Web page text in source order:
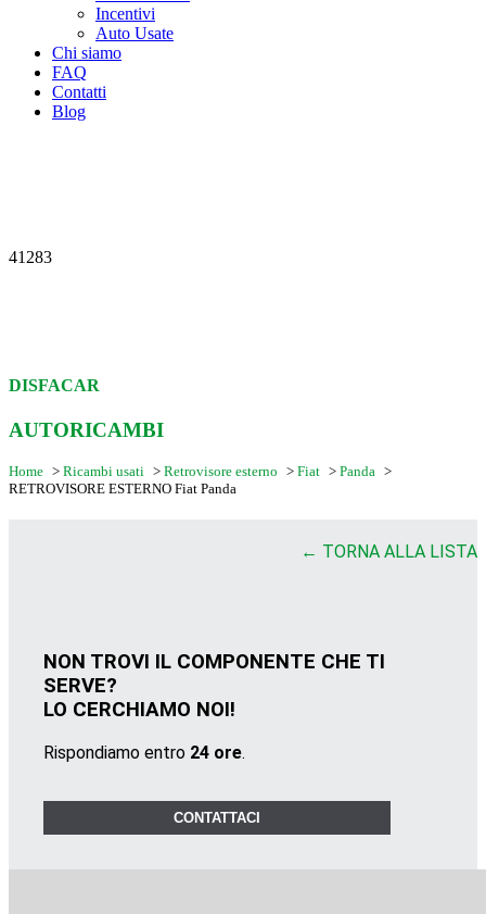
Incentivi
Auto Usate
Chi siamo
FAQ
Contatti
Blog
41283
DISFACAR
AUTORICAMBI
Home > Ricambi usati > Retrovisore esterno > Fiat > Panda >
RETROVISORE ESTERNO Fiat Panda
← TORNA ALLA LISTA
NON TROVI IL COMPONENTE CHE TI
SERVE?
LO CERCHIAMO NOI!
Rispondiamo entro 24 ore.
CONTATTACI